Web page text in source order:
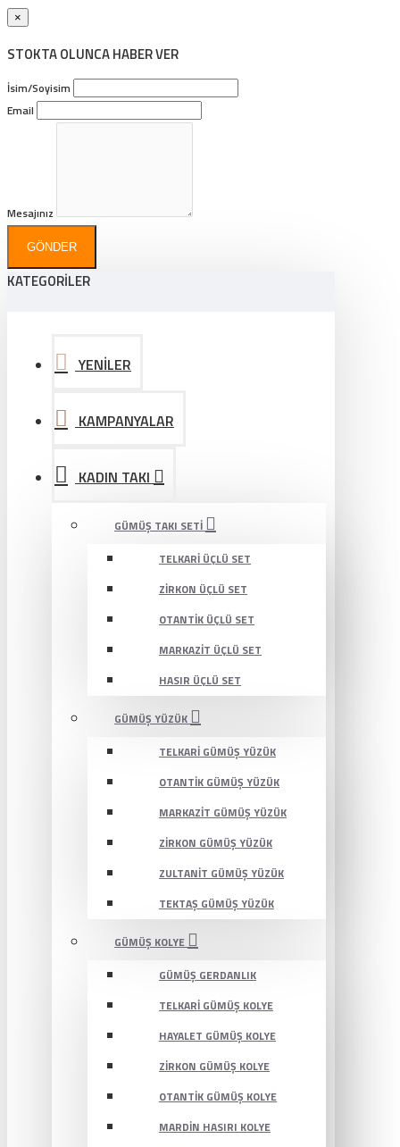
×
STOKTA OLUNCA HABER VER
İsim/Soyisim
Email
Mesajınız
GÖNDER
KATEGORİLER
YENİLER
KAMPANYALAR
KADIN TAKI
GÜMÜŞ TAKI SETI
TELKARI ÜÇLÜ SET
ZIRKON ÜÇLÜ SET
OTANTIK ÜÇLÜ SET
MARKAZIT ÜÇLÜ SET
HASIR ÜÇLÜ SET
GÜMÜŞ YÜZÜK
TELKARI GÜMÜŞ YÜZÜK
OTANTIK GÜMÜŞ YÜZÜK
MARKAZIT GÜMÜŞ YÜZÜK
ZIRKON GÜMÜŞ YÜZÜK
ZULTANIT GÜMÜŞ YÜZÜK
TEKTAŞ GÜMÜŞ YÜZÜK
GÜMÜŞ KOLYE
GÜMÜŞ GERDANLIK
TELKARI GÜMÜŞ KOLYE
HAYALET GÜMÜŞ KOLYE
ZIRKON GÜMÜŞ KOLYE
OTANTIK GÜMÜŞ KOLYE
MARDIN HASIRI KOLYE